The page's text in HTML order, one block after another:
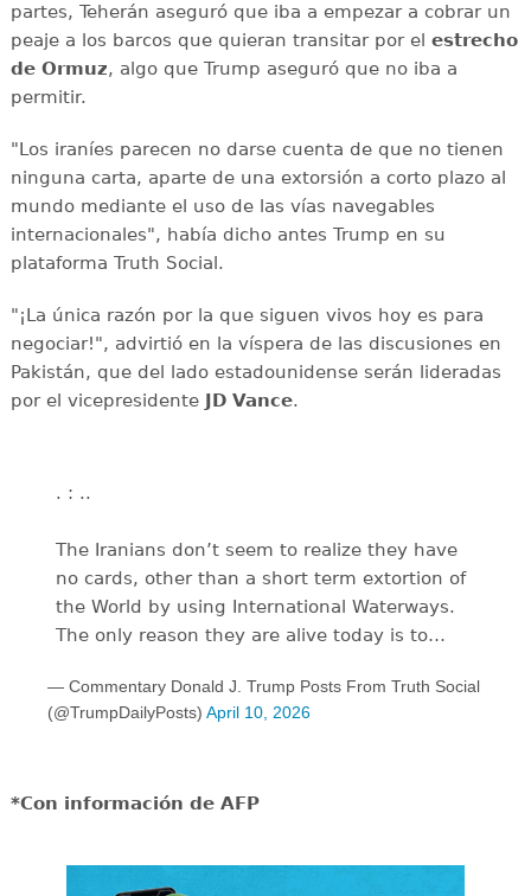
partes, Teherán aseguró que iba a empezar a cobrar un
peaje a los barcos que quieran transitar por el estrecho
de Ormuz, algo que Trump aseguró que no iba a
permitir.
"Los iraníes parecen no darse cuenta de que no tienen
ninguna carta, aparte de una extorsión a corto plazo al
mundo mediante el uso de las vías navegables
internacionales", había dicho antes Trump en su
plataforma Truth Social.
"¡La única razón por la que siguen vivos hoy es para
negociar!", advirtió en la víspera de las discusiones en
Pakistán, que del lado estadounidense serán lideradas
por el vicepresidente JD Vance.
. : ..
The Iranians don’t seem to realize they have
no cards, other than a short term extortion of
the World by using International Waterways.
The only reason they are alive today is to…
— Commentary Donald J. Trump Posts From Truth Social
(@TrumpDailyPosts) April 10, 2026
*Con información de AFP